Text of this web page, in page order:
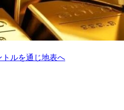
ルを通じ地表へ